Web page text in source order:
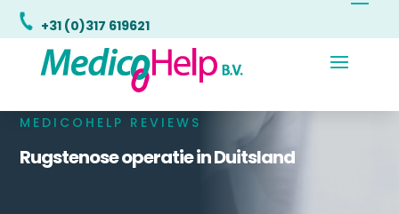
+31 (0)317 619621
MEDICOHELP REVIEWS
Rugstenose operatie in Duitsland